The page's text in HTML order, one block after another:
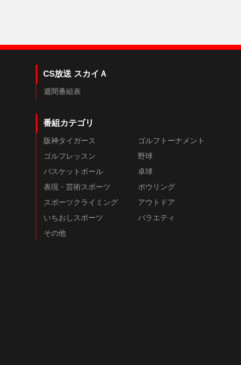
CS放送 スカイＡ
週間番組表
番組カテゴリ
阪神タイガース
ゴルフトーナメント
ゴルフレッスン
野球
バスケットボール
卓球
表現・芸術スポーツ
ボウリング
スポーツクライミング
アウトドア
いちおしスポーツ
バラエティ
その他